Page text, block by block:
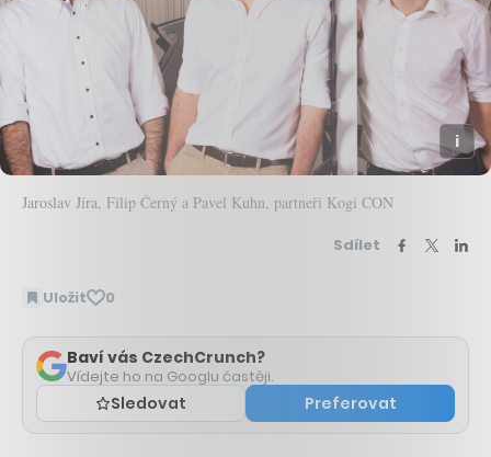
Jaroslav Jíra, Filip Černý a Pavel Kuhn, partneři Kogi CON
Sdílet
Uložit 0
Baví vás CzechCrunch?
Vídejte ho na Googlu častěji.
Sledovat Preferovat